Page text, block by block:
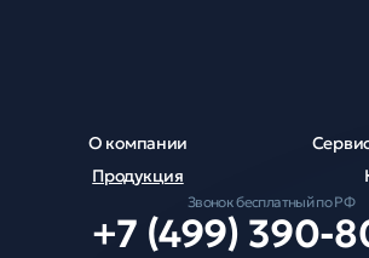
О компании
Продукция
Звонок бесплатный по РФ
+7 (499) 390-